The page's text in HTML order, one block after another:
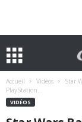
Accueil Vidéos
Star
PlayStation...
VIDÉOS